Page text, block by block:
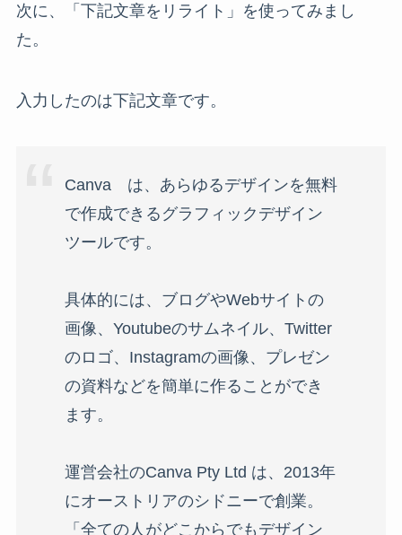
次に、「下記文章をリライト」を使ってみまし
た。
入力したのは下記文章です。
Canva は、あらゆるデザインを無料
で作成できるグラフィックデザイン
ツールです。
具体的には、ブログやWebサイトの
画像、Youtubeのサムネイル、Twitter
のロゴ、Instagramの画像、プレゼン
の資料などを簡単に作ることができ
ます。
運営会社のCanva Pty Ltd は、2013年
にオーストリアのシドニーで創業。
「全ての人がどこからでもデザイン